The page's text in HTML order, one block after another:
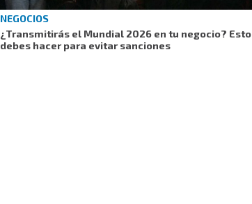
NEGOCIOS
¿Transmitirás el Mundial 2026 en tu negocio? Esto
debes hacer para evitar sanciones